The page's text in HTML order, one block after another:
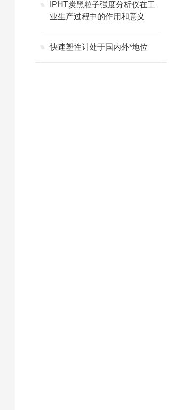
IPHT炭黑粒子强度分析仪在工
业生产过程中的作用和意义
快速塑性计处于国内外*地位